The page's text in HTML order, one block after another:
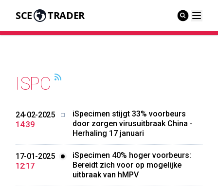
SCE TRADER
ISPC
24-02-2025
14:39
iSpecimen stijgt 33% voorbeurs
door zorgen virusuitbraak China -
Herhaling 17 januari
17-01-2025
12:17
iSpecimen 40% hoger voorbeurs:
Bereidt zich voor op mogelijke
uitbraak van hMPV